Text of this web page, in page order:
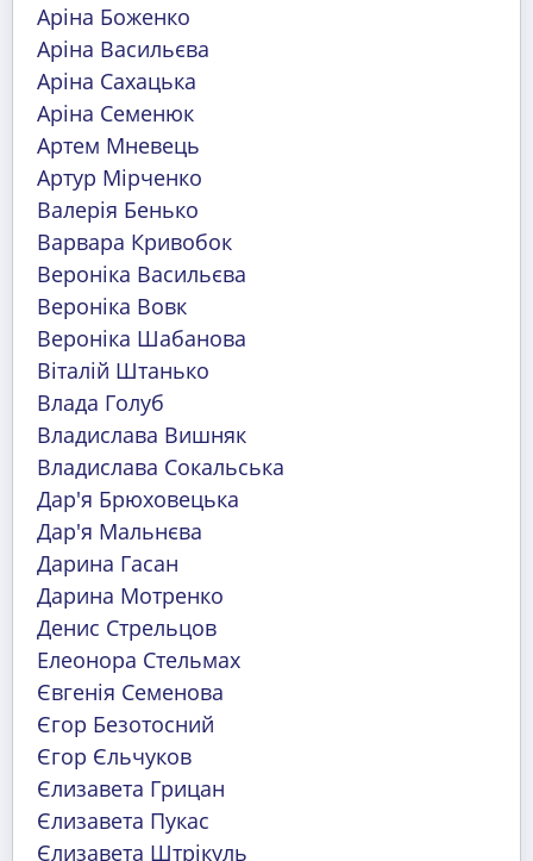
Аріна Боженко
Аріна Васильєва
Аріна Сахацька
Аріна Семенюк
Артем Мневець
Артур Мірченко
Валерія Бенько
Варвара Кривобок
Вероніка Васильєва
Вероніка Вовк
Вероніка Шабанова
Віталій Штанько
Влада Голуб
Владислава Вишняк
Владислава Сокальська
Дар'я Брюховецька
Дар'я Мальнєва
Дарина Гасан
Дарина Мотренко
Денис Стрельцов
Елеонора Стельмах
Євгенія Семенова
Єгор Безотосний
Єгор Єльчуков
Єлизавета Грицан
Єлизавета Пукас
Єлизавета Штрікуль